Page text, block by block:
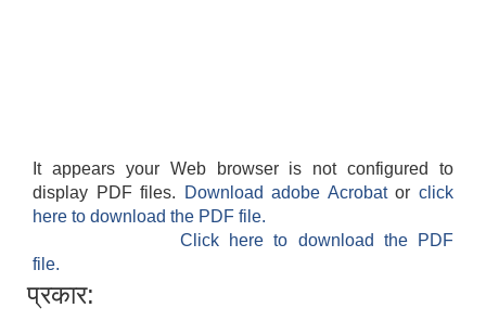
It appears your Web browser is not configured to
display PDF files.
Download adobe Acrobatorclick
here to download the PDF file.
Click here to download the PDF
file.
प्रकार: